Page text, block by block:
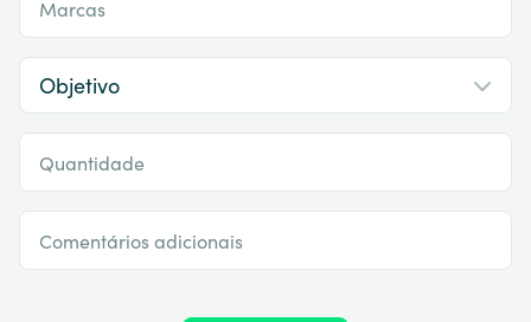
Marcas
Quantidade
Comentários adicionais